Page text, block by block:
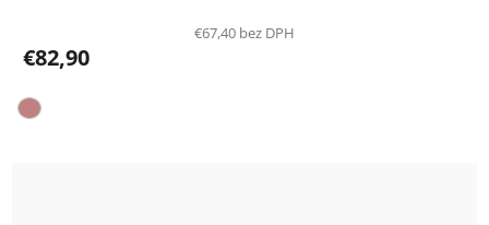
€67,40 bez DPH
€82,90